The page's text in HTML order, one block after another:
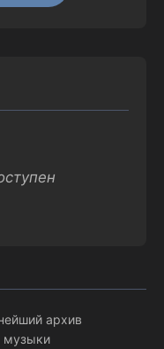
архив
музыки